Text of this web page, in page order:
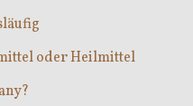
oder Heilmittel